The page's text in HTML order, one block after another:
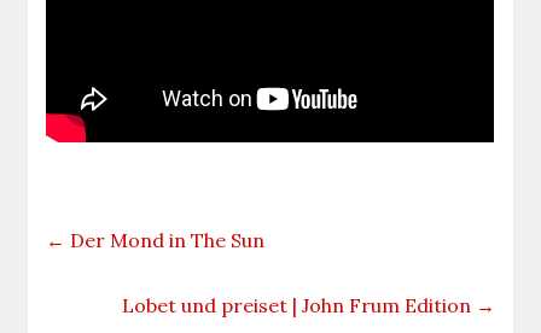
← Der Mond in The Sun
Lobet und preiset | John Frum Edition →